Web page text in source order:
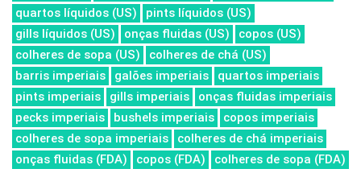
quartos líquidos (US)
pints líquidos (US)
gills líquidos (US)
onças fluidas (US)
copos (US)
colheres de sopa (US)
colheres de chá (US)
barris imperiais
galões imperiais
quartos imperiais
pints imperiais
gills imperiais
onças fluidas imperiais
pecks imperiais
bushels imperiais
copos imperiais
colheres de sopa imperiais
colheres de chá imperiais
onças fluidas (FDA)
copos (FDA)
colheres de sopa (FDA)